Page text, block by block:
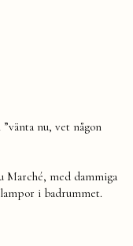
nu, vet någon
Marché, med dammiga
i badrummet.